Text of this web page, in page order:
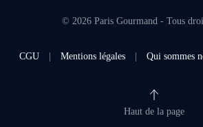
© 2026 Paris Gourmand - Tous
CGU Mentions légales Qui sommes
Haut de la page